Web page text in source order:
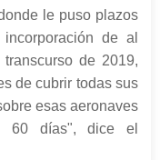
le puso plazos
de al
de 2019,
de cubrir todas sus
esas aeronaves
60 días", dice el